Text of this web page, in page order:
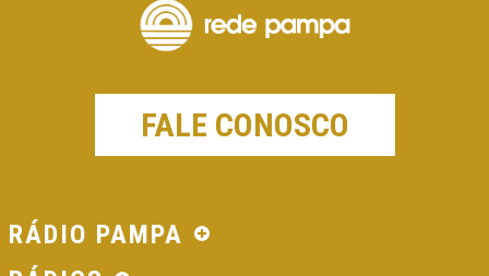
FALE CONOSCO
RÁDIO PAMPA